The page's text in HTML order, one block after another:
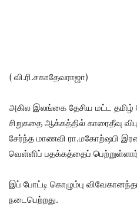
( வி.ரி.சகாதேவராஜா)
அகில இலங்கை தேசிய மட்ட தமிழ்
சிறுகதை ஆக்கத்தில் காரைதீவு
சேர்ந்த மாணவி ரா.மகோற்ஷபி
வெள்ளிப் பதக்கத்தைப்
இப் போட்டி கொழும்பு
நடைபெற்றது.